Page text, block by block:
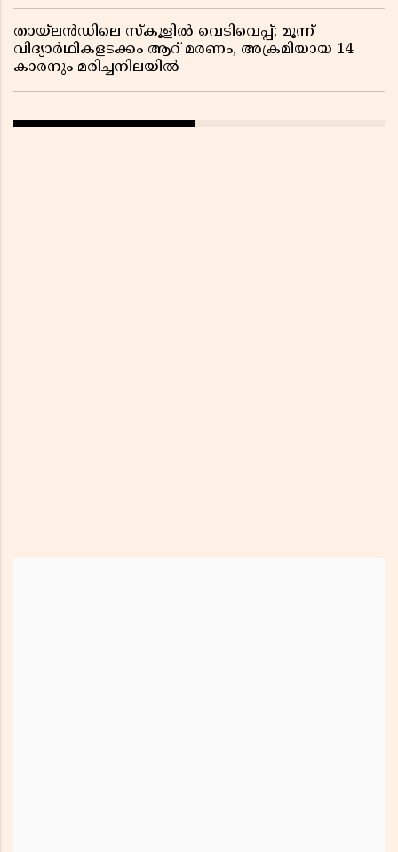
തായ്‌ലൻഡിലെ സ്‌കൂളിൽ വെടിവെപ്പ്; മൂന്ന്
വിദ്യാർഥികളടക്കം ആറ് മരണം, അക്രമിയായ 14
കാരനും മരിച്ചനിലയിൽ